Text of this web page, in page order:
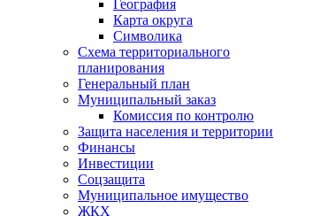
География
Карта округа
Символика
Схема территориального
планирования
Генеральный план
Муниципальный заказ
Комиссия по контролю
Защита населения и территории
Финансы
Инвестиции
Соцзащита
Муниципальное имущество
ЖКХ